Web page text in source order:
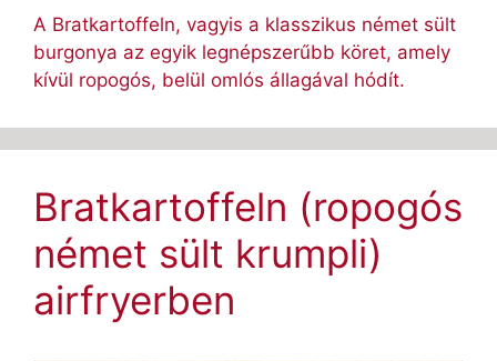
A Bratkartoffeln, vagyis a klasszikus német sült
burgonya az egyik legnépszerűbb köret, amely
kívül ropogós, belül omlós állagával hódít.
Bratkartoffeln (ropogós
német sült krumpli)
airfryerben